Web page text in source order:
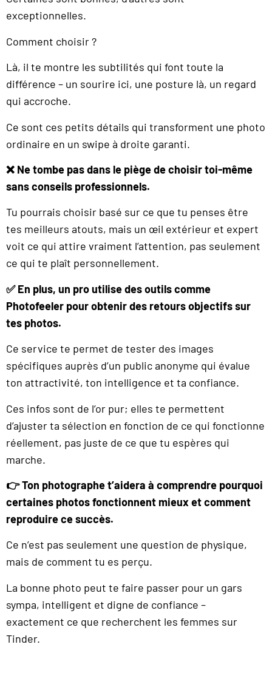
exceptionnelles.
Comment choisir ?
Là, il te montre les subtilités qui font toute la
différence – un sourire ici, une posture là, un regard
qui accroche.
Ce sont ces petits détails qui transforment une photo
ordinaire en un swipe à droite garanti.
❌ Ne tombe pas dans le piège de choisir toi-même
sans conseils professionnels.
Tu pourrais choisir basé sur ce que tu penses être
tes meilleurs atouts, mais un œil extérieur et expert
voit ce qui attire vraiment l’attention, pas seulement
ce qui te plaît personnellement.
✅ En plus, un pro utilise des outils comme
Photofeeler pour obtenir des retours objectifs sur
tes photos.
Ce service te permet de tester des images
spécifiques auprès d’un public anonyme qui évalue
ton attractivité, ton intelligence et ta confiance.
Ces infos sont de l’or pur; elles te permettent
d’ajuster ta sélection en fonction de ce qui fonctionne
réellement, pas juste de ce que tu espères qui
marche.
👉 Ton photographe t’aidera à comprendre pourquoi
certaines photos fonctionnent mieux et comment
reproduire ce succès.
Ce n’est pas seulement une question de physique,
mais de comment tu es perçu.
La bonne photo peut te faire passer pour un gars
sympa, intelligent et digne de confiance –
exactement ce que recherchent les femmes sur
Tinder.